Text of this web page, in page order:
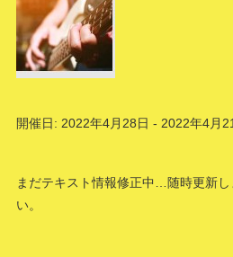
開催日: 2022年4月28日 - 2022年4月
まだテキスト情報修正中…随時更新し
い。